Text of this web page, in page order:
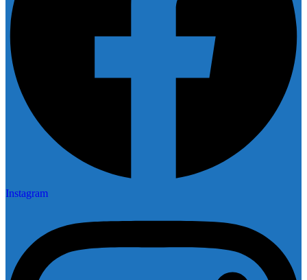
Instagram